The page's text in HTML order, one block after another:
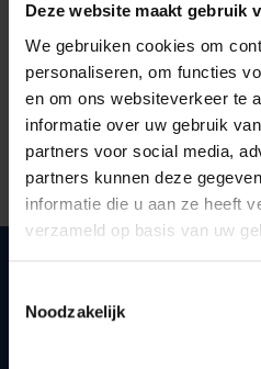
Deze website maakt gebruik
We gebruiken cookies om
personaliseren, om functies
en om ons websiteverkeer te
informatie over uw gebruik
partners voor social media,
partners kunnen deze
informatie die u aan ze heeft
verzameld op basis van uw
Noodzakelijk
Snel naar